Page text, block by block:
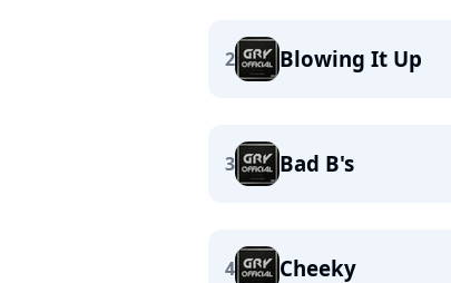
2 Blowing It Up
3 Bad B's
4 Cheeky